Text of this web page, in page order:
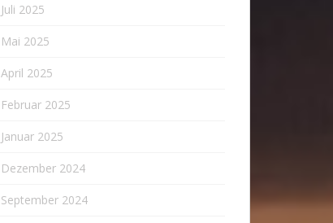
Juli 2025
Mai 2025
April 2025
Februar 2025
Januar 2025
Dezember 2024
September 2024